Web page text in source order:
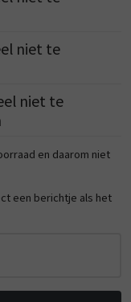
niet te
niet te
en daarom niet
een berichtje als het